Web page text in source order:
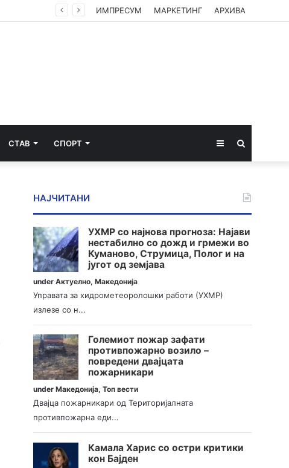
ИМПРЕСУМ МАРКЕТИНГ АРХИВА
СТАВ СПОРТ Sidebar
НАЈЧИТАНИ
УХМР со најнова прогноза: Најави
нестабилно со дожд и грмежи во
Куманово, Струмица, Полог и на
југот од земјава
underАктуелно,Македонија
Управата за хидрометеоролошки работи (УХМР)
излезе со н...
Големиот пожар зафати
противпожарно возило –
повредени двајцата
пожарникари
underМакедонија,Топ вести
Двајца пожарникари од Територијалната
противпожарна еди...
Камала Харис со остри критики
кон Бајден